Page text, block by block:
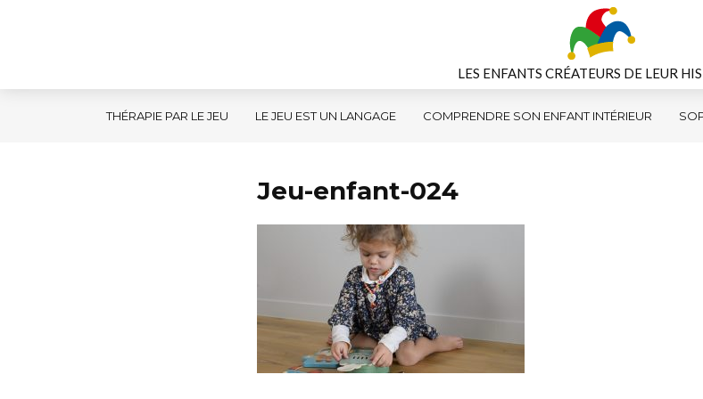
LES ENFANTS CRÉATEURS DE LEUR
THÉRAPIE PAR LE JEU LE JEU EST UN LANGAGE COMPRENDRE SON ENFANT INTÉRIEUR
Jeu-enfant-024